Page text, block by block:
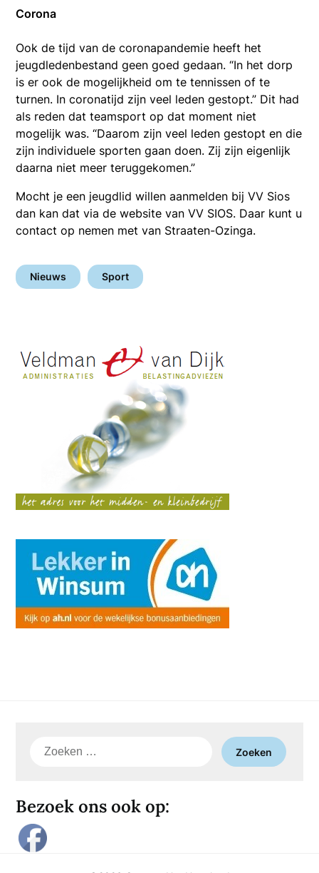
Corona
Ook de tijd van de coronapandemie heeft het
jeugdledenbestand geen goed gedaan. “In het dorp
is er ook de mogelijkheid om te tennissen of te
turnen. In coronatijd zijn veel leden gestopt.” Dit had
als reden dat teamsport op dat moment niet
mogelijk was. “Daarom zijn veel leden gestopt en die
zijn individuele sporten gaan doen. Zij zijn eigenlijk
daarna niet meer teruggekomen.”
Mocht je een jeugdlid willen aanmelden bij VV Sios
dan kan dat via de website van VV SIOS. Daar kunt u
contact op nemen met van Straaten-Ozinga.
Nieuws Sport
Zoeken
Bezoek ons ook op: